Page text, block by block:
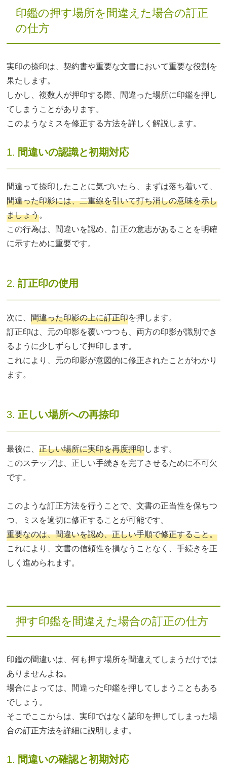
印鑑の押す場所を間違えた場合の訂正
の仕方
実印の捺印は、契約書や重要な文書において重要な役割を
果たします。
しかし、複数人が押印する際、間違った場所に印鑑を押し
てしまうことがあります。
このようなミスを修正する方法を詳しく解説します。
1. 間違いの認識と初期対応
間違って捺印したことに気づいたら、まずは落ち着いて、
間違った印影には、二重線を引いて打ち消しの意味を示し
ましょう。
この行為は、間違いを認め、訂正の意志があることを明確
に示すために重要です。
2. 訂正印の使用
次に、間違った印影の上に訂正印を押します。
訂正印は、元の印影を覆いつつも、両方の印影が識別でき
るように少しずらして押印します。
これにより、元の印影が意図的に修正されたことがわかり
ます。
3. 正しい場所への再捺印
最後に、正しい場所に実印を再度押印します。
このステップは、正しい手続きを完了させるために不可欠
です。
このような訂正方法を行うことで、文書の正当性を保ちつ
つ、ミスを適切に修正することが可能です。
重要なのは、間違いを認め、正しい手順で修正すること。
これにより、文書の信頼性を損なうことなく、手続きを正
しく進められます。
押す印鑑を間違えた場合の訂正の仕方
印鑑の間違いは、何も押す場所を間違えてしまうだけでは
ありませんよね。
場合によっては、間違った印鑑を押してしまうこともある
でしょう。
そこでここからは、実印ではなく認印を押してしまった場
合の訂正方法を詳細に説明します。
1. 間違いの確認と初期対応